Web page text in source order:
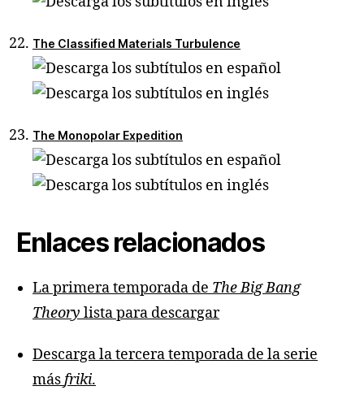
The Classified Materials Turbulence
The Monopolar Expedition
Enlaces relacionados
La primera temporada de The Big Bang
Theory lista para descargar
Descarga la tercera temporada de la serie
másfriki.